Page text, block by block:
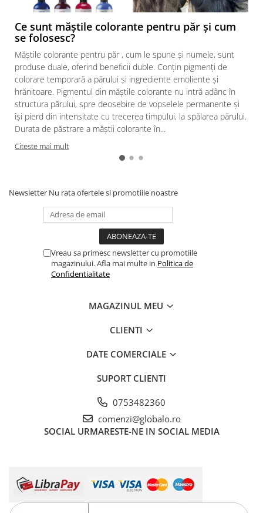
Ce sunt măștile colorante pentru păr și cum
se folosesc?
Măștile colorante pentru păr , cum le spune și numele, sunt
produse duale, oferind beneficii duble. Conțin pigmenți de
colorare temporară a părului și ingrediente emoliente și
hrănitoare. Pigmentul din măștile colorante nu intră adânc în
structura părului, spre deosebire de vopselele permanente și
își pierd din intensitate cu trecerea timpului, la spălarea părului.
Durata de păstrare a măștii colorante în...
Citeste mai mult
Newsletter Nu rata ofertele si promotiile noastre
Vreau sa primesc newsletter cu promotiile
magazinului. Afla mai multe in Politica de
Confidentialitate
MAGAZINUL MEU
CLIENTI
DATE COMERCIALE
SUPORT CLIENTI
0753482360
comenzi@globalo.ro
SOCIAL URMARESTE-NE IN SOCIAL MEDIA